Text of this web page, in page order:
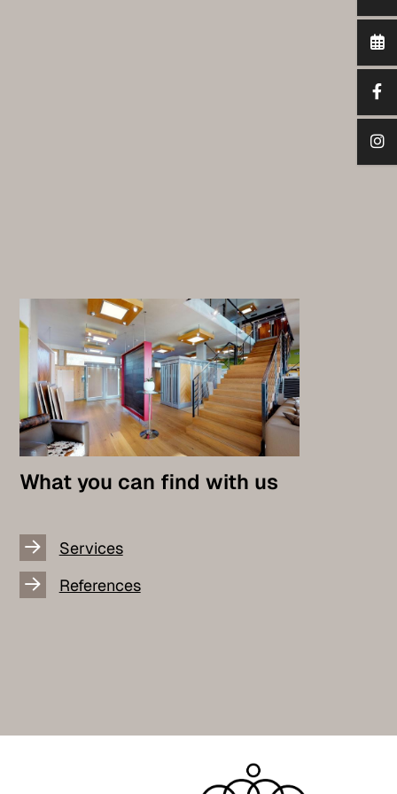
What you can find with us
Services
References